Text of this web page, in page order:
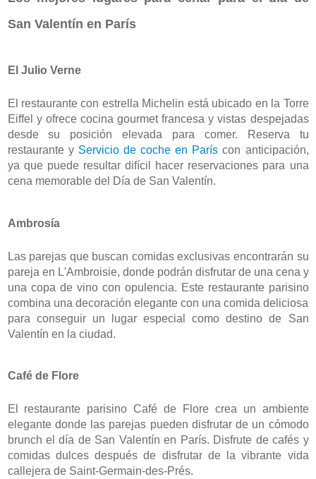
San Valentín en París
El Julio Verne
El restaurante con estrella Michelin está ubicado en la Torre
Eiffel y ofrece cocina gourmet francesa y vistas despejadas
desde su posición elevada para comer. Reserva tu
restaurante y Servicio de coche en París con anticipación,
ya que puede resultar difícil hacer reservaciones para una
cena memorable del Día de San Valentín.
Ambrosía
Las parejas que buscan comidas exclusivas encontrarán su
pareja en L'Ambroisie, donde podrán disfrutar de una cena y
una copa de vino con opulencia. Este restaurante parisino
combina una decoración elegante con una comida deliciosa
para conseguir un lugar especial como destino de San
Valentín en la ciudad.
Café de Flore
El restaurante parisino Café de Flore crea un ambiente
elegante donde las parejas pueden disfrutar de un cómodo
brunch el día de San Valentín en París. Disfrute de cafés y
comidas dulces después de disfrutar de la vibrante vida
callejera de Saint-Germain-des-Prés.